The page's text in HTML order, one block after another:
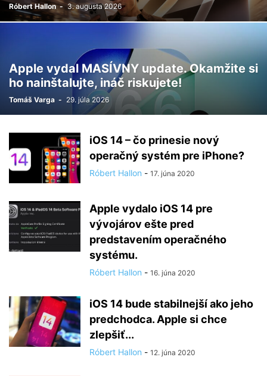
Róbert Hallon - 3. augusta 2026
Apple vydal MASÍVNY update. Okamžite si
ho nainštalujte, ináč riskujete!
Tomáš Varga - 29. júla 2026
iOS 14 – čo prinesie nový
operačný systém pre iPhone?
Róbert Hallon - 17. júna 2020
Apple vydalo iOS 14 pre
vývojárov ešte pred
predstavením operačného
systému.
Róbert Hallon - 16. júna 2020
iOS 14 bude stabilnejší ako jeho
predchodca. Apple si chce
zlepšiť...
Róbert Hallon - 12. júna 2020